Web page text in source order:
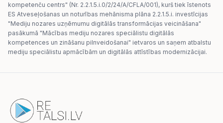
kompetenču centrs" (Nr. 2.2.1.5.i.0/2/24/A/CFLA/001), kurš tiek īstenots
ES Atveseļošanas un noturības mehānisma plāna 2.2.1.5.i. investīcijas
"Mediju nozares uzņēmumu digitālās transformācijas veicināšana"
pasākumā "Mācības mediju nozares speciālistu digitālās
kompetences un zināšanu pilnveidošanai" ietvaros un saņem atbalstu
mediju speciālistu apmācībām un digitālās attīstības modernizācijai.